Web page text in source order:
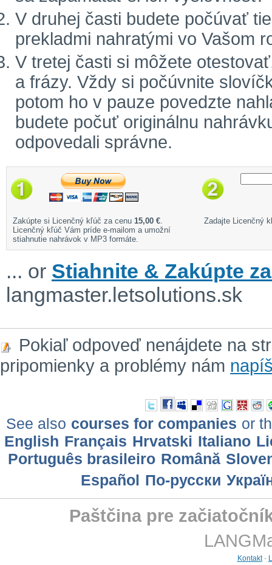
V druhej časti budete počúvať
prekladmi nahratými vo Vašom
V tretej časti si môžete
a frázy. Vždy si počúvnite
potom ho v pauze povedzte
budete počuť originálnu
odpovedali správne.
Zakúpte si Licenčný kľúč za cenu 15,00 €.
Licenčný kľúč Vám príde e-mailom a umožní
stiahnutie nahrávok v MP3 formáte.
Zadajte Licenčný
... or Stiahnite & Zakúpte
langmaster.letsolutions.sk
Pokiaľ odpoveď nenájdete na
pripomienky a problémy nám
See also courses for companies or
English Français Hrvatski Italiano
Português brasileiro Română
Еspañol По-русски
Paštčina pre
Kontakt-